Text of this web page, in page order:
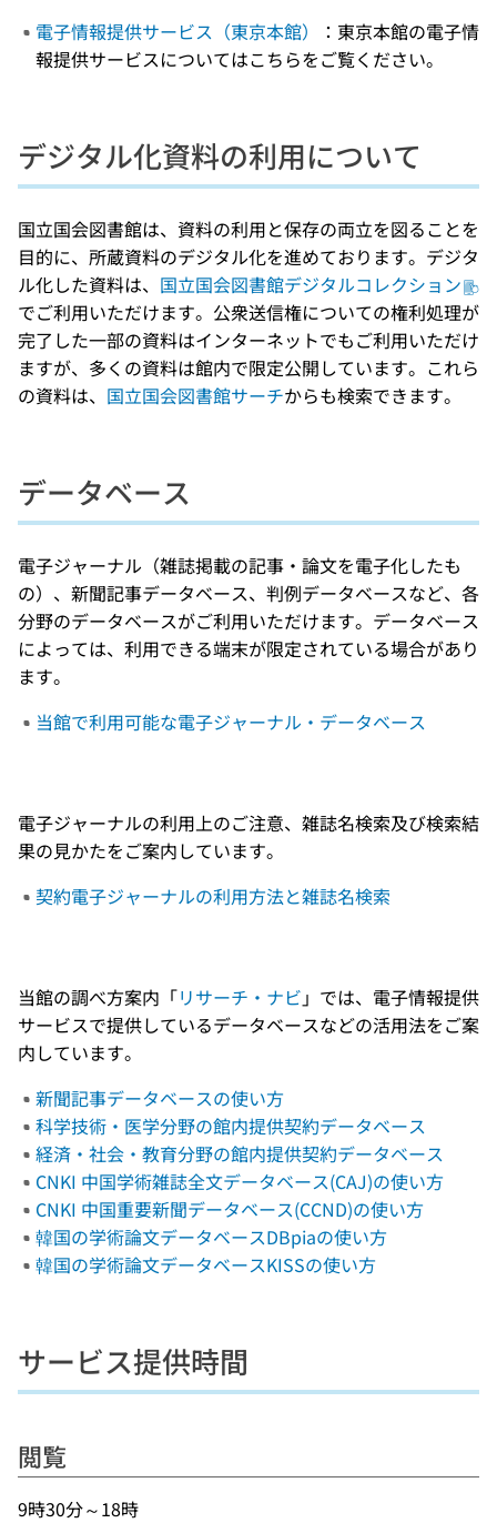
電子情報提供サービス（東京本館）
：東京本館の電子情
報提供サービスについてはこちらをご覧ください。
デジタル化資料の利用について
国立国会図書館は、資料の利用と保存の両立を図ることを
目的に、所蔵資料のデジタル化を進めております。デジタ
ル化した資料は、 国立国会図書館デジタルコレクション
でご利用いただけます。公衆送信権についての権利処理が
完了した一部の資料はインターネットでもご利用いただけ
ますが、多くの資料は館内で限定公開しています。これら
の資料は、 国立国会図書館サーチからも検索できます。
データベース
電子ジャーナル（雑誌掲載の記事・論文を電子化したも
の）、新聞記事データベース、判例データベースなど、各
分野のデータベースがご利用いただけます。データベース
によっては、利用できる端末が限定されている場合があり
ます。
当館で利用可能な電子ジャーナル・データベース
電子ジャーナルの利用上のご注意、雑誌名検索及び検索結
果の見かたをご案内しています。
契約電子ジャーナルの利用方法と雑誌名検索
当館の調べ方案内「リサーチ・ナビ 」では、電子情報提供
サービスで提供しているデータベースなどの活用法をご案
内しています。
新聞記事データベースの使い方
科学技術・医学分野の館内提供契約データベース
経済・社会・教育分野の館内提供契約データベース
CNKI 中国学術雑誌全文データベース(CAJ)の使い方
CNKI 中国重要新聞データベース(CCND)の使い方
韓国の学術論文データベースDBpiaの使い方
韓国の学術論文データベースKISSの使い方
サービス提供時間
閲覧
9時30分～18時